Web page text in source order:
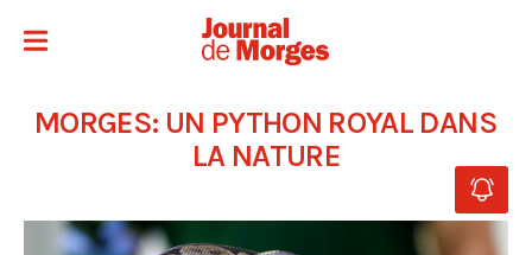
MORGES: UN PYTHON ROYAL DANS
LA NATURE